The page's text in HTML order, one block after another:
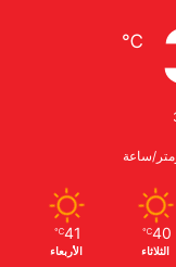
℃
40
℃
الثلاثاء
41
℃
الأربعاء